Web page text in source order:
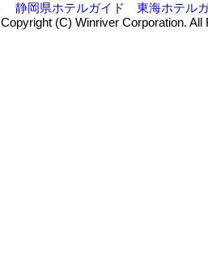
静岡県ホテルガイド
東海ホテル
Copyright (C) Winriver Corporation. All